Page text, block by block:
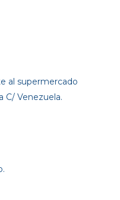
al supermercado
C/ Venezuela.